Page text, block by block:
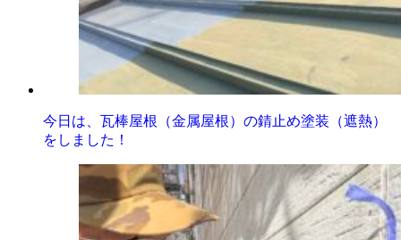
今日は、瓦棒屋根（金属屋根）の錆止め塗装（遮熱）
をしました！